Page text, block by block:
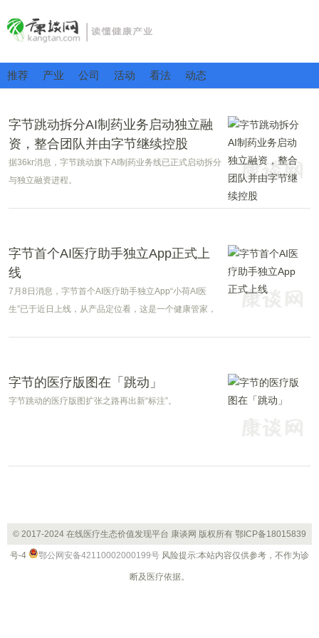
推荐 产业 公司 活动 看法 动态
字节跳动拆分AI制药业务启动独立融
资，整合团队并由字节继续控股
据36kr消息，字节跳动旗下AI制药业务线已正式启动拆分
与独立融资进程。
字节首个AI医疗助手独立App正式上
线
7月8日消息，字节首个AI医疗助手独立App“小荷AI医
生”已于近日上线，从产品定位看，这是一个健康管家，
字节的医疗版图在「跳动」
字节跳动的医疗版图扩张之路再出新“标注”。
© 2017-2024 在线医疗生态价值发现平台 康谈网 版权所有 鄂ICP备18015839
号-4 鄂公网安备42110002000199号 风险提示:本站内容仅供参考，不作为诊
断及医疗依据。